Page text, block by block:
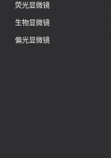
荧光显微镜
生物显微镜
偏光显微镜